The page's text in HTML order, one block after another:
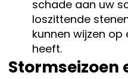
schade aan uw
loszittende
kunnen wijzen
heeft.
Stormseizoen